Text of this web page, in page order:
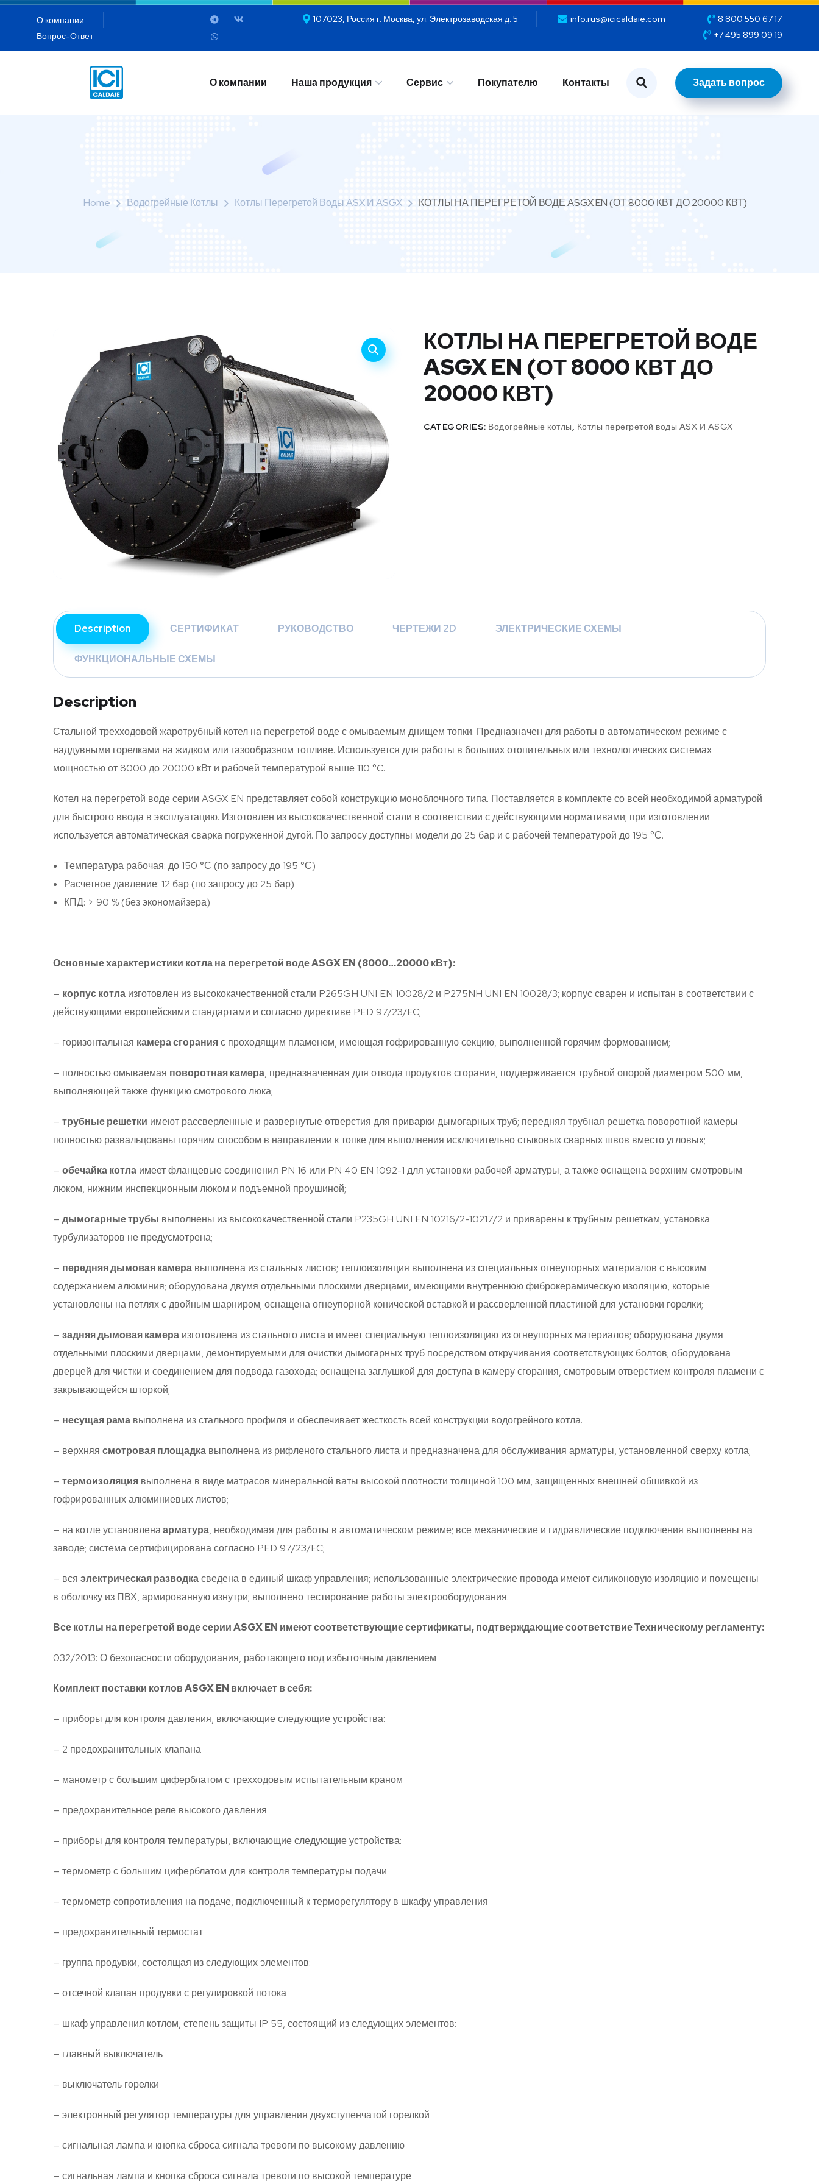
О компании
Вопрос-Ответ
107023, Россия г. Москва, ул. Электрозаводская д. 5 info.rus@icicaldaie.com
8 800 550 67 17
+7 495 899 09 19
О компании Наша продукция Сервис Покупателю Контакты Задать вопрос
Покупателю
Home Водогрейные Котлы Котлы Перегретой Воды ASX И ASGX КОТЛЫ НА ПЕРЕГРЕТОЙ ВОДЕ ASGX EN (ОТ 8000 КВТ ДО 20000 КВТ)
КОТЛЫ НА ПЕРЕГРЕТОЙ ВОДЕ
ASGX EN (ОТ 8000 КВТ ДО
20000 КВТ)
CATEGORIES: Водогрейные котлы, Котлы перегретой воды ASX И ASGX
Description СЕРТИФИКАТ РУКОВОДСТВО ЧЕРТЕЖИ 2D ЭЛЕКТРИЧЕСКИЕ СХЕМЫ
ФУНКЦИОНАЛЬНЫЕ СХЕМЫ
Description
Стальной трехходовой жаротрубный котел на перегретой воде с омываемым днищем топки. Предназначен для работы в автоматическом режиме с
наддувными горелками на жидком или газообразном топливе. Используется для работы в больших отопительных или технологических системах
мощностью от 8000 до 20000 кВт и рабочей температурой выше 110 °C.
Котел на перегретой воде серии ASGX EN представляет собой конструкцию моноблочного типа. Поставляется в комплекте со всей необходимой арматурой
для быстрого ввода в эксплуатацию. Изготовлен из высококачественной стали в соответствии с действующими нормативами; при изготовлении
используется автоматическая сварка погруженной дугой. По запросу доступны модели до 25 бар и с рабочей температурой до 195 °С.
Температура рабочая: до 150 °С (по запросу до 195 °С)
Расчетное давление: 12 бар (по запросу до 25 бар)
КПД: > 90 % (без экономайзера)
Основные характеристики котла на перегретой воде ASGX EN (8000…20000 кВт):
— корпус котла изготовлен из высококачественной стали P265GH UNI EN 10028/2 и P275NH UNI EN 10028/3; корпус сварен и испытан в соответствии с
действующими европейскими стандартами и согласно директиве PED 97/23/EC;
— горизонтальная камера сгоранияс проходящим пламенем, имеющая гофрированную секцию, выполненной горячим формованием;
— полностью омываемая поворотная камера, предназначенная для отвода продуктов сгорания, поддерживается трубной опорой диаметром 500 мм,
выполняющей также функцию смотрового люка;
— трубные решетки имеют рассверленные и развернутые отверстия для приварки дымогарных труб; передняя трубная решетка поворотной камеры
полностью развальцованы горячим способом в направлении к топке для выполнения исключительно стыковых сварных швов вместо угловых;
— обечайка котла имеет фланцевые соединения PN 16 или PN 40 EN 1092-1 для установки рабочей арматуры, а также оснащена верхним смотровым
люком, нижним инспекционным люком и подъемной проушиной;
— дымогарные трубы выполнены из высококачественной стали P235GH UNI EN 10216/2-10217/2 и приварены к трубным решеткам; установка
турбулизаторов не предусмотрена;
— передняя дымовая камера выполнена из стальных листов; теплоизоляция выполнена из специальных огнеупорных материалов с высоким
содержанием алюминия; оборудована двумя отдельными плоскими дверцами, имеющими внутреннюю фиброкерамическую изоляцию, которые
установлены на петлях с двойным шарниром; оснащена огнеупорной конической вставкой и рассверленной пластиной для установки горелки;
— задняя дымовая камера изготовлена из стального листа и имеет специальную теплоизоляцию из огнеупорных материалов; оборудована двумя
отдельными плоскими дверцами, демонтируемыми для очистки дымогарных труб посредством откручивания соответствующих болтов; оборудована
дверцей для чистки и соединением для подвода газохода; оснащена заглушкой для доступа в камеру сгорания, смотровым отверстием контроля пламени с
закрывающейся шторкой;
— несущая рама выполнена из стального профиля и обеспечивает жесткость всей конструкции водогрейного котла.
— верхняя смотровая площадка выполнена из рифленого стального листа и предназначена для обслуживания арматуры, установленной сверху котла;
— термоизоляция выполнена в виде матрасов минеральной ваты высокой плотности толщиной 100 мм, защищенных внешней обшивкой из
гофрированных алюминиевых листов;
— на котле установленаарматура, необходимая для работы в автоматическом режиме; все механические и гидравлические подключения выполнены на
заводе; система сертифицирована согласно PED 97/23/EC;
— вся электрическая разводкасведена в единый шкаф управления; использованные электрические провода имеют силиконовую изоляцию и помещены
в оболочку из ПВХ, армированную изнутри; выполнено тестирование работы электрооборудования.
Все котлы на перегретой воде серии ASGX EN имеют соответствующие сертификаты, подтверждающие соответствие Техническому регламенту:
032/2013: О безопасности оборудования, работающего под избыточным давлением
Комплект поставки котлов ASGX EN включает в себя:
— приборы для контроля давления, включающие следующие устройства:
— 2 предохранительных клапана
— манометр с большим циферблатом с трехходовым испытательным краном
— предохранительное реле высокого давления
— приборы для контроля температуры, включающие следующие устройства:
— термометр с большим циферблатом для контроля температуры подачи
— термометр сопротивления на подаче, подключенный к терморегулятору в шкафу управления
— предохранительный термостат
— группа продувки, состоящая из следующих элементов:
— отсечной клапан продувки с регулировкой потока
— шкаф управления котлом, степень защиты IP 55, состоящий из следующих элементов:
— главный выключатель
— выключатель горелки
— электронный регулятор температуры для управления двухступенчатой горелкой
— сигнальная лампа и кнопка сброса сигнала тревоги по высокому давлению
— сигнальная лампа и кнопка сброса сигнала тревоги по высокой температуре